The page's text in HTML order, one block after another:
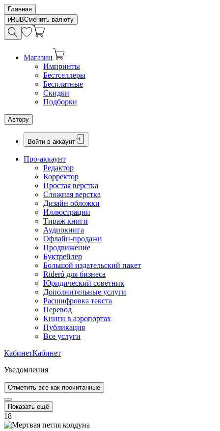
Главная
RUBСменить валюту
Магазин
Импринты
Бестселлеры
Бесплатные
Скидки
Подборки
Автору
Войти в аккаунт
Про-аккаунт
Редактор
Корректор
Простая верстка
Сложная верстка
Дизайн обложки
Иллюстрации
Тираж книги
Аудиокнига
Офлайн-продажи
Продвижение
Буктрейлер
Большой издательский пакет
Rideró для бизнеса
Юридический советник
Дополнительные услуги
Расшифровка текста
Перевод
Книги в аэропортах
Публикация
Все услуги
КабинетКабинет
Уведомления
Отметить все как прочитанные
Показать ещё
18+